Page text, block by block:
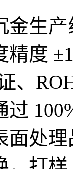
金生
精度
、
过
面处